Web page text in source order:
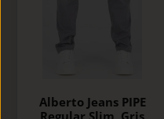
Alberto Jeans PIPE